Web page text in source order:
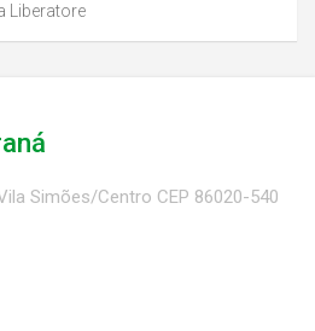
Liberatore
Simões/Centro CEP 86020-540